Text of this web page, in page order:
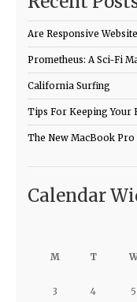
Are Responsive
Prometheus: A Sci-Fi
California Surfing
Tips For Keeping Your
The New MacBook Pro
Calendar
M T
3
4 5